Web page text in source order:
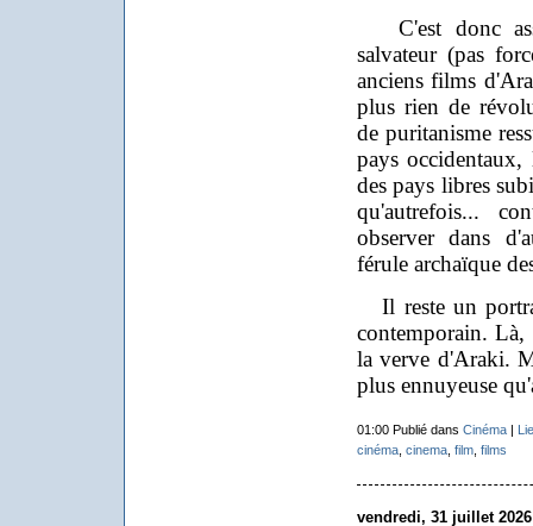
C'est donc
salvateur (pas
anciens films
plus rien de
de puritanisme
pays
des pays libres
qu'autrefois...
observer dans
férule archaïque
Il reste un
contemporain. Là,
la verve d'Araki.
plus ennuyeuse
01:00 Publié dans Cinéma|
cinéma, cinema, film, films
vendredi, 31 juillet 2026